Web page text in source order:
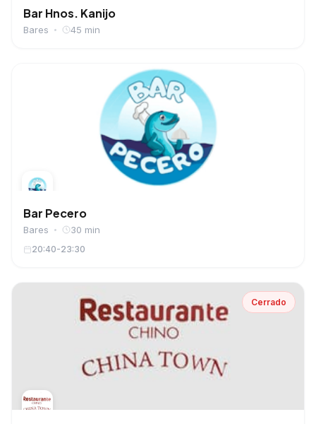
Bar Hnos. Kanijo
Bares 45 min
Bar Pecero
Bares 30 min
20:40-23:30
Cerrado